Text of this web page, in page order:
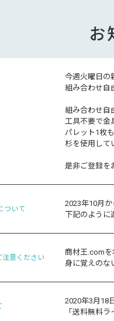
お
今週火曜日の
組み合わせ
組み合わせ
工具不要で金
パレット1枚
杉を使用して
是非ご登録を
ついて
2023年10月
下記のように
注意ください
商材王.comを
身に覚えのな
2020年3月18
「送料無料